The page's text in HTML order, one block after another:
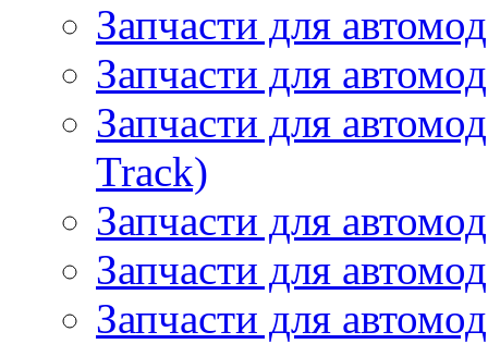
Запчасти для
Запчасти для
Запчасти для
Track)
Запчасти для
Запчасти для
Запчасти для